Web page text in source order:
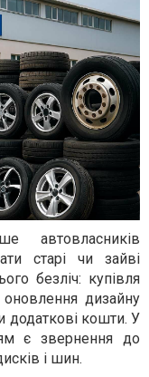
старі чи зайві
безліч: купівля
оновлення дизайну
додаткові кошти. У
є звернення до
і шин.